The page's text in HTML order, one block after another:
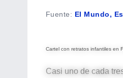
Fuente: El Mundo,
Cartel con retratos infantiles en
Casi uno de cada